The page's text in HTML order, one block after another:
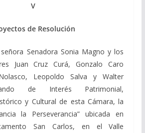
V
de Resolución
Senadora Sonia Magno y los
Juan Cruz Curá, Gonzalo Caro
Leopoldo Salva y Walter
de Interés Patrimonial,
y Cultural de esta Cámara, la
la Perseverancia” ubicada en
San Carlos, en el Valle